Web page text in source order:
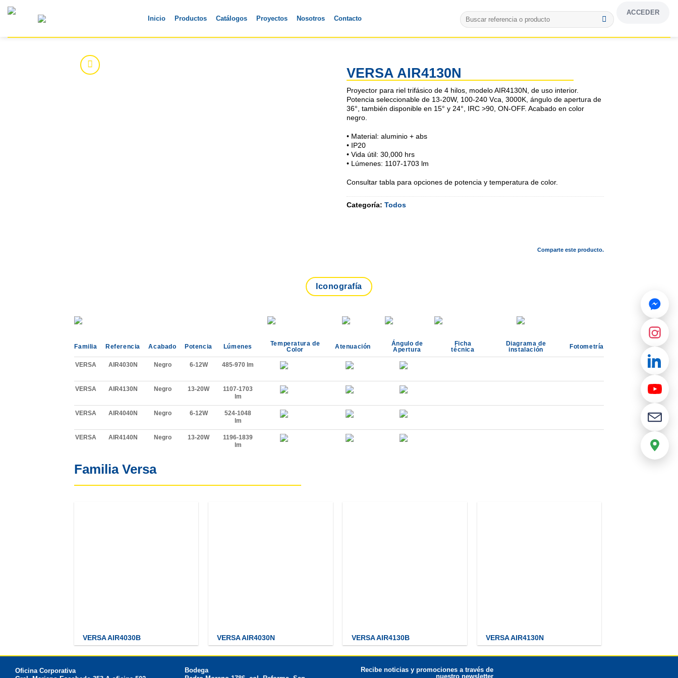
Skip
Inicio Productos Catálogos Proyectos Nosotros Contacto
Buscar
por:
ACCEDER
VERSA AIR4130N
Proyector para riel trifásico de 4 hilos, modelo AIR4130N, de uso interior.
Potencia seleccionable de 13-20W, 100-240 Vca, 3000K, ángulo de apertura de
36°, también disponible en 15° y 24°, IRC >90, ON-OFF. Acabado en color
negro.
• Material: aluminio + abs
• IP20
• Vida útil: 30,000 hrs
• Lúmenes: 1107-1703 lm
Consultar tabla para opciones de potencia y temperatura de color.
Categoría: Todos
Comparte este producto.
Iconografía
Familia Referencia Acabado Potencia Lúmenes
Temperatura de
Color
Atenuación
Ángulo de
Apertura
Ficha
técnica
Diagrama de
instalación
Fotometría
VERSA AIR4030N Negro 6-12W 485-970 lm
VERSA AIR4130N Negro 13-20W
1107-1703
lm
VERSA AIR4040N Negro 6-12W
524-1048
lm
VERSA AIR4140N Negro 13-20W
1196-1839
lm
Familia Versa
VERSA AIR4030B VERSA AIR4030N VERSA AIR4130B VERSA AIR4130N
Oficina Corporativa
Bodega
Recibe noticias y promociones a través de
nuestro newsletter